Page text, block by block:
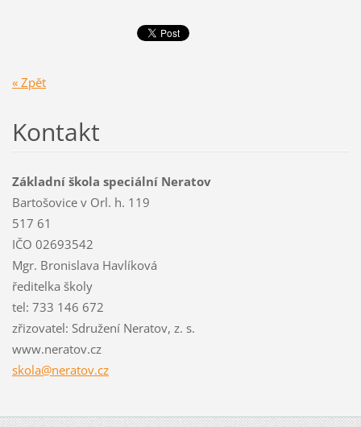
« Zpět
Kontakt
Základní škola speciální Neratov
Bartošovice v Orl. h. 119
517 61
IČO 02693542
Mgr. Bronislava Havlíková
ředitelka školy
tel: 733 146 672
zřizovatel: Sdružení Neratov, z. s.
www.neratov.cz
skola@neratov.cz